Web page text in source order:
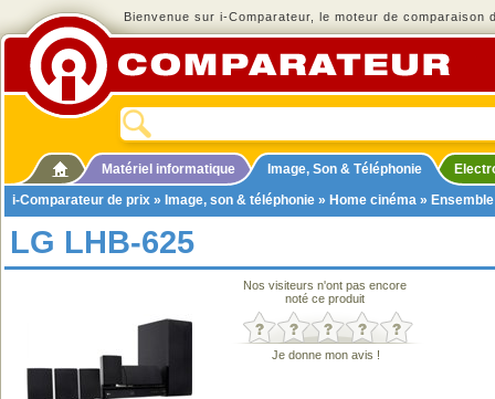
Bienvenue sur i-Comparateur, le moteur de comparaison
Matériel informatique Image, Son & Téléphonie
i-Comparateur de prix » Image, son & téléphonie » Home cinéma »
LG LHB-625
Nos visiteurs n'ont pas encore
noté ce produit
Je donne mon avis !